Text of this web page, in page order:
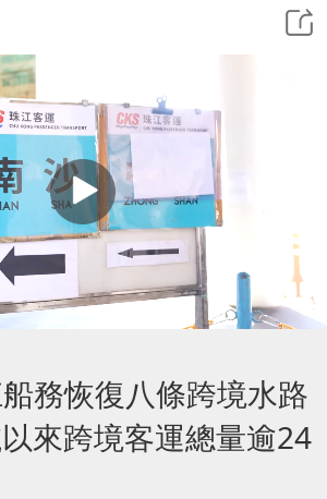
務恢復八條跨境水路
來跨境客運總量逾24